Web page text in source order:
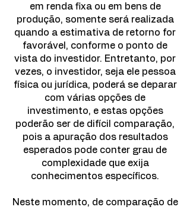
em renda fixa ou em bens de
produção, somente será realizada
quando a estimativa de retorno for
favorável, conforme o ponto de
vista do investidor. Entretanto, por
vezes, o investidor, seja ele pessoa
física ou jurídica, poderá se deparar
com várias opções de
investimento, e estas opções
poderão ser de difícil comparação,
pois a apuração dos resultados
esperados pode conter grau de
complexidade que exija
conhecimentos específicos.
Neste momento, de comparação de